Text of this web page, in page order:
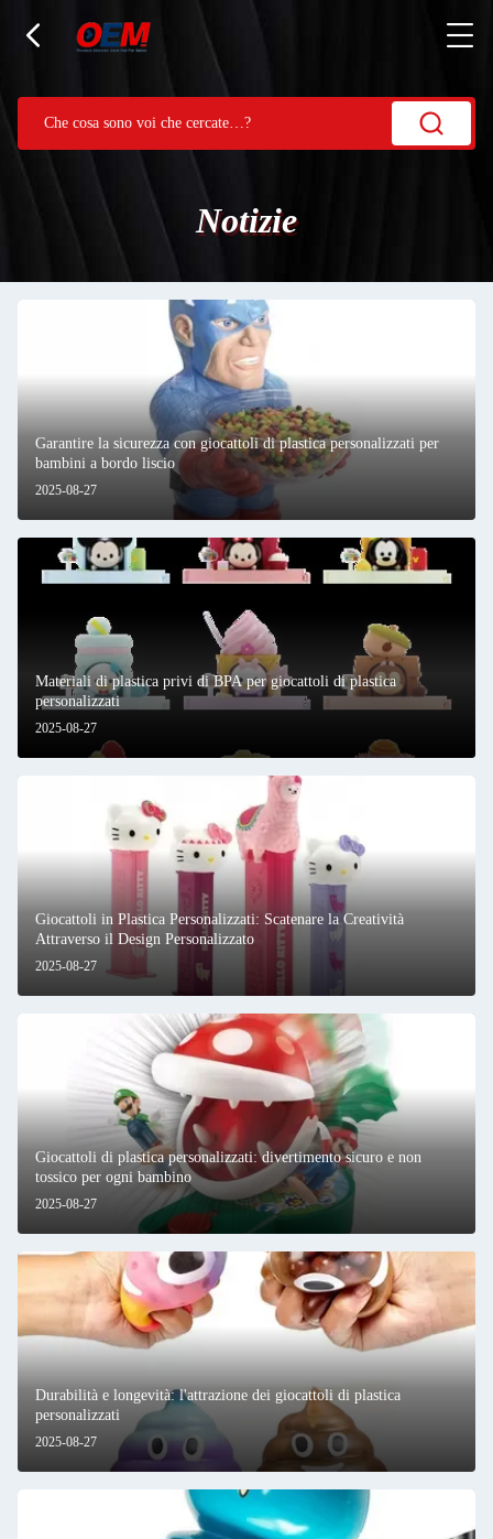
Notizie
2025-08-27
Garantire la sicurezza con giocattoli di plastica personalizzati per
bambini a bordo liscio
2025-08-27
Materiali di plastica privi di BPA per giocattoli di plastica
personalizzati
2025-08-27
Giocattoli in Plastica Personalizzati: Scatenare la Creatività
Attraverso il Design Personalizzato
2025-08-27
Giocattoli di plastica personalizzati: divertimento sicuro e non
tossico per ogni bambino
2025-08-27
Durabilità e longevità: l'attrazione dei giocattoli di plastica
personalizzati